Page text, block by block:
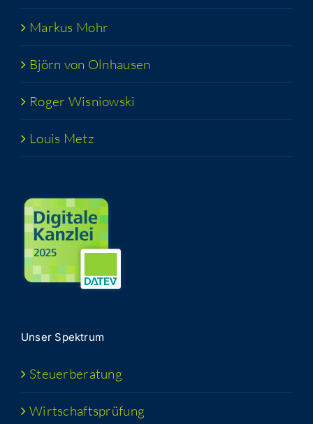
Mar­kus Mohr
Björn von Olnhausen
Roger Wis­niow­ski
Lou­is Metz
Unser Spek­trum
Steu­er­be­ra­tung
Wirt­schafts­prü­fung